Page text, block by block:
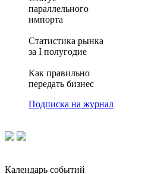
параллельного
импорта
Статистика рынка
за I полугодие
Как правильно
передать бизнес
Подписка на журнал
Календарь событий